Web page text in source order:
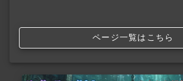
ページ一覧はこちら